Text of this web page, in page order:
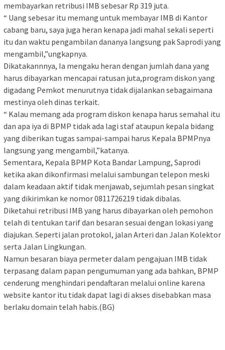
membayarkan retribusi IMB sebesar Rp 319 juta.
“ Uang sebesar itu memang untuk membayar IMB di Kantor
cabang baru, saya juga heran kenapa jadi mahal sekali seperti
itu dan waktu pengambilan dananya langsung pak Saprodi yang
mengambil,”ungkapnya.
Dikatakannnya, Ia mengaku heran dengan jumlah dana yang
harus dibayarkan mencapai ratusan juta,program diskon yang
digadang Pemkot menurutnya tidak dijalankan sebagaimana
mestinya oleh dinas terkait.
“ Kalau memang ada program diskon kenapa harus semahal itu
dan apa iya di BPMP tidak ada lagi staf ataupun kepala bidang
yang diberikan tugas sampai-sampai harus Kepala BPMPnya
langsung yang mengambil,”katanya.
Sementara, Kepala BPMP Kota Bandar Lampung, Saprodi
ketika akan dikonfirmasi melalui sambungan telepon meski
dalam keadaan aktif tidak menjawab, sejumlah pesan singkat
yang dikirimkan ke nomor 0811726219 tidak dibalas.
Diketahui retribusi IMB yang harus dibayarkan oleh pemohon
telah di tentukan tarif dan besaran sesuai dengan lokasi yang
diajukan. Seperti jalan protokol, jalan Arteri dan Jalan Kolektor
serta Jalan Lingkungan.
Namun besaran biaya permeter dalam pengajuan IMB tidak
terpasang dalam papan pengumuman yang ada bahkan, BPMP
cenderung menghindari pendaftaran melalui online karena
website kantor itu tidak dapat lagi di akses disebabkan masa
berlaku domain telah habis.(BG)